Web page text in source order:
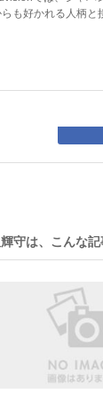
も好かれる人柄と
守は、こんな記